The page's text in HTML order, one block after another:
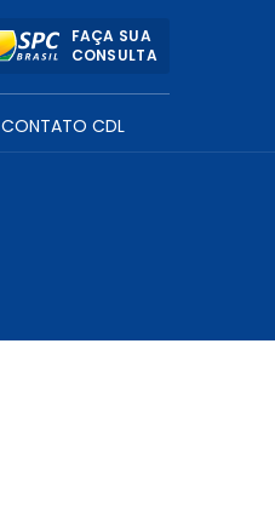
FAÇA SUA
CONSULTA
CONTATO CDL